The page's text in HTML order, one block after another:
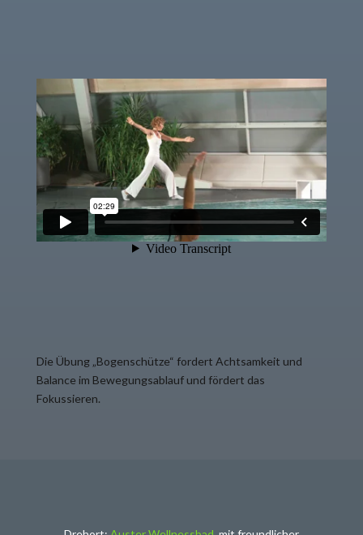
Die Übung „Bogenschütze“ fordert Achtsamkeit und
Balance im Bewegungsablauf und fördert das
Fokussieren.